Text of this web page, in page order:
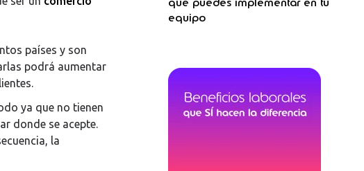
países y son
podrá aumentar
ya que no tienen
donde se acepte.
la
que puedes implementar en tu
equipo